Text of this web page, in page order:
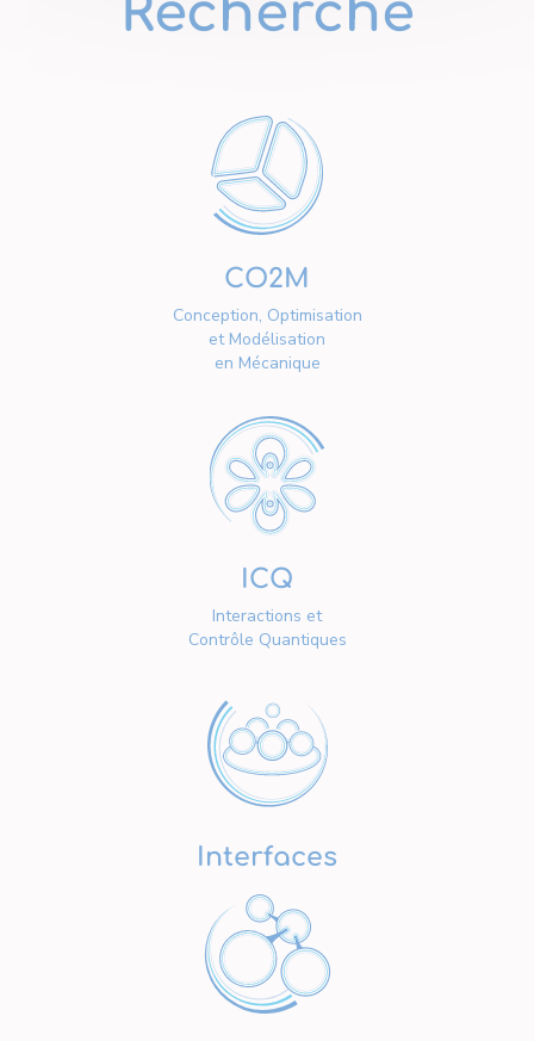
Recherche
CO2M
Conception, Optimisation
et Modélisation
en Mécanique
ICQ
Interactions et
Contrôle Quantiques
Interfaces